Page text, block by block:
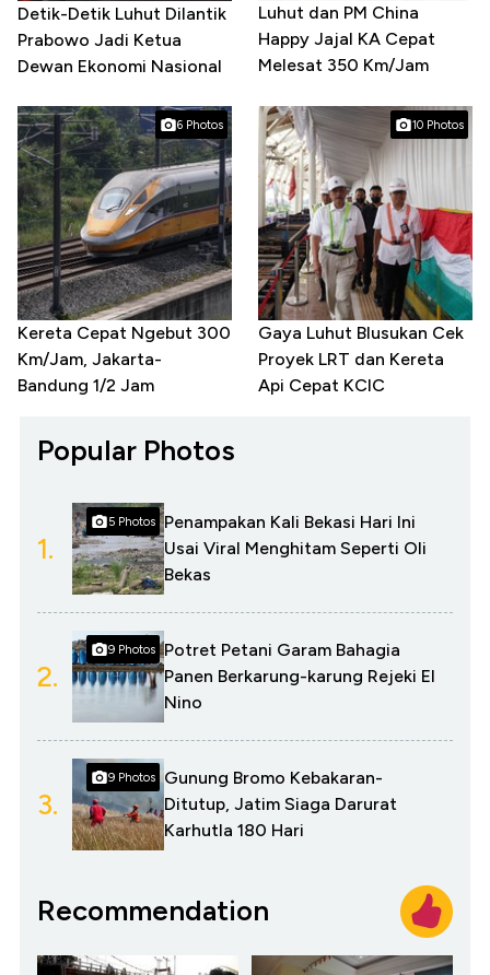
Detik-Detik Luhut Dilantik
Prabowo Jadi Ketua
Dewan Ekonomi Nasional
Luhut dan PM China
Happy Jajal KA Cepat
Melesat 350 Km/Jam
6 Photos
Kereta Cepat Ngebut 300
Km/Jam, Jakarta-
Bandung 1/2 Jam
10 Photos
Gaya Luhut Blusukan Cek
Proyek LRT dan Kereta
Api Cepat KCIC
Popular Photos
1.
5 Photos
Penampakan Kali Bekasi Hari Ini
Usai Viral Menghitam Seperti Oli
Bekas
2.
9 Photos
Potret Petani Garam Bahagia
Panen Berkarung-karung Rejeki El
Nino
3.
9 Photos
Gunung Bromo Kebakaran-
Ditutup, Jatim Siaga Darurat
Karhutla 180 Hari
Recommendation